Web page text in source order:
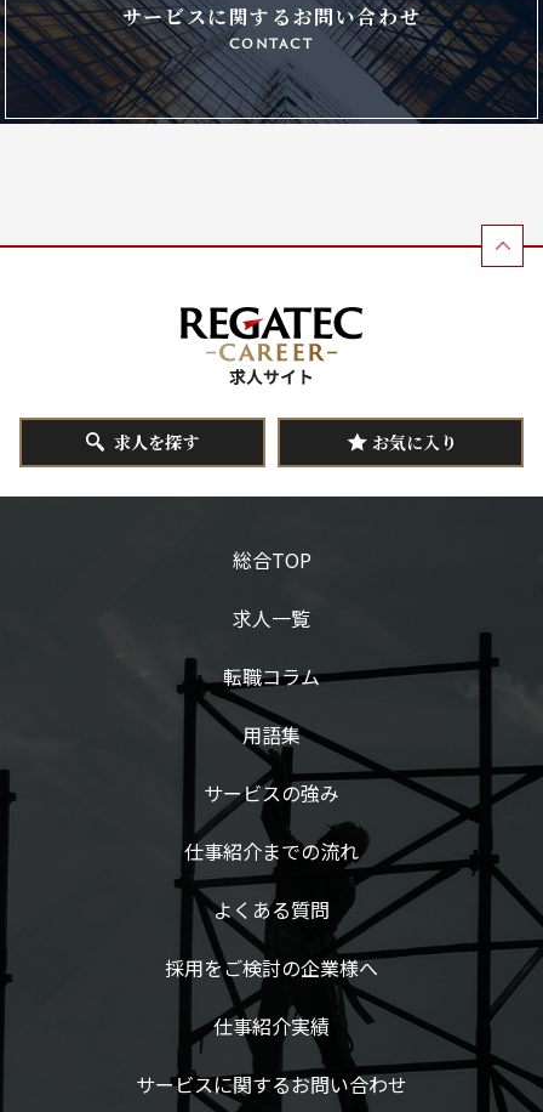
サービスに関するお問い合わせ
contact
求人を探す お気に入り
総合TOP
求人一覧
転職コラム
用語集
サービスの強み
仕事紹介までの流れ
よくある質問
採用をご検討の企業様へ
仕事紹介実績
サービスに関するお問い合わせ